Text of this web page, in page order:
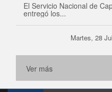
El Servicio Nacional de
entregó los...
Martes, 28
Ver más